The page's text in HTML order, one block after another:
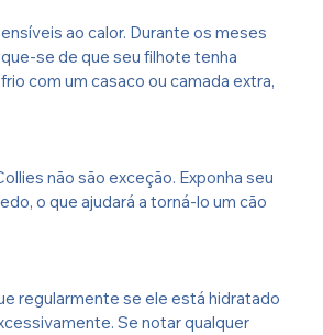
ao calor. Durante os meses
se de que seu filhote tenha
com um casaco ou camada extra,
não são exceção. Exponha seu
o que ajudará a torná-lo um cão
regularmente se ele está hidratado
Se notar qualquer